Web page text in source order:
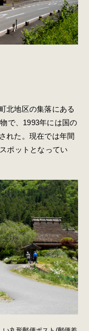
北地区の集落にある
で、1993年には国の
れた。現在では年間
ポットとなってい